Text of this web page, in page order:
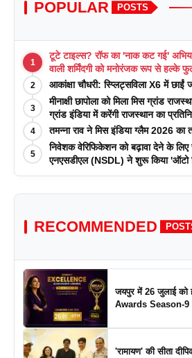
POPULAR POSTS
1
टूटे टाइल्स? रॉफ का 'नाक कट गई'
वाली शर्मिंदगी को मनोरंजक रूप से हल्के
2 आकांक्षा चौधरी: स्प्लिट्सविला X6 में छाईं
3
मीनाक्षी छापोला को मिला मिस ग्रांड
ग्रांड इंडिया में करेंगी राजस्थान का
4 तमन्ना राव ने मिस इंडिया ग्लैम 2026 का
5
निवेशक वेरिफिकेशन को बढ़ावा देने के
एनएसडीएल (NSDL) ने शुरू किया 'ऑटो
RECOMMENDED
जयपुर में 26 जुलाई को
Awards Season-9
'रामायण' की सीता